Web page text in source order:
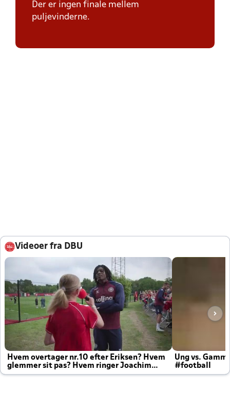
Der er ingen finale mellem
puljevinderne.
Videoer fra DBU
Hvem overtager nr.10 efter Eriksen? Hvem
glemmer sit pas? Hvem ringer Joachim
altid til efter kampe?
Ung vs.
#football